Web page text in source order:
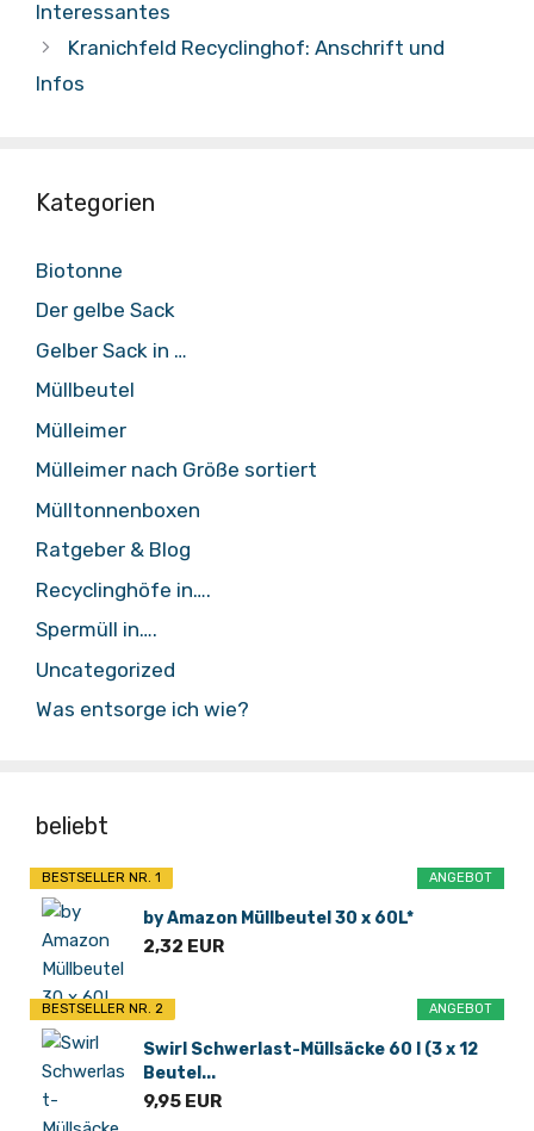
Interessantes
Kranichfeld Recyclinghof: Anschrift und
Infos
Kategorien
Biotonne
Der gelbe Sack
Gelber Sack in …
Müllbeutel
Mülleimer
Mülleimer nach Größe sortiert
Mülltonnenboxen
Ratgeber & Blog
Recyclinghöfe in….
Spermüll in….
Uncategorized
Was entsorge ich wie?
beliebt
ANGEBOT
BESTSELLER NR. 1
by Amazon Müllbeutel 30 x 60L*
2,32 EUR
ANGEBOT
BESTSELLER NR. 2
Swirl Schwerlast-Müllsäcke 60 l (3 x 12
Beutel...
9,95 EUR